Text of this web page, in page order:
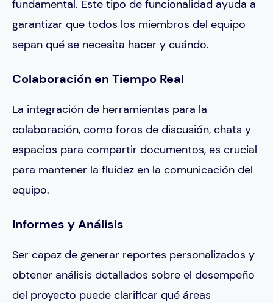
fundamental. Este tipo de funcionalidad ayuda a
garantizar que todos los miembros del equipo
sepan qué se necesita hacer y cuándo.
Colaboración en Tiempo Real
La integración de herramientas para la
colaboración, como foros de discusión, chats y
espacios para compartir documentos, es crucial
para mantener la fluidez en la comunicación del
equipo.
Informes y Análisis
Ser capaz de generar reportes personalizados y
obtener análisis detallados sobre el desempeño
del proyecto puede clarificar qué áreas